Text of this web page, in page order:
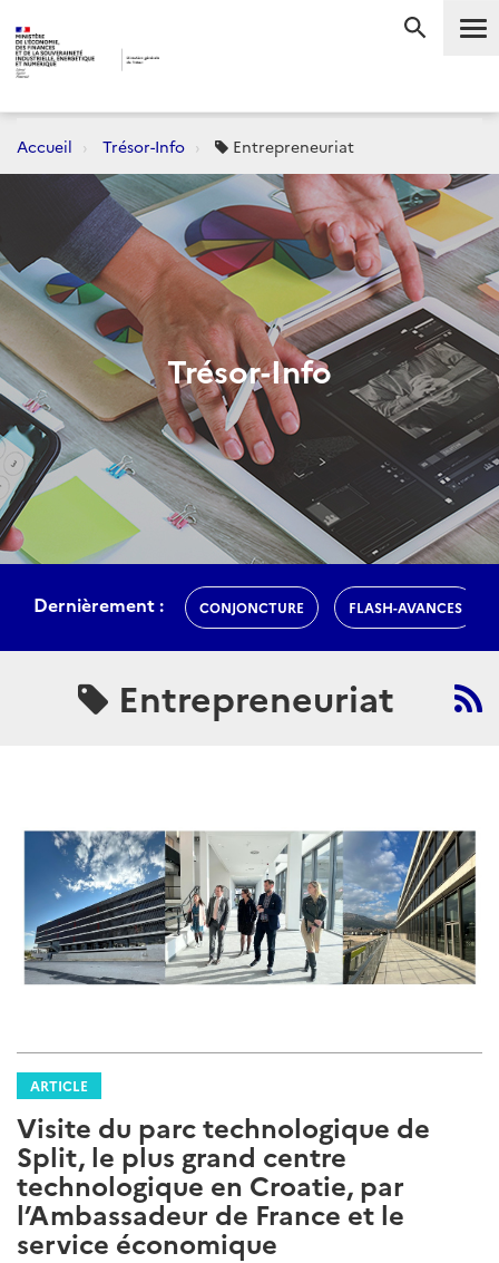
Accueil Trésor-Info Entrepreneuriat
Trésor-Info
Dernièrement : CONJONCTURE FLASH-AVANCES
Entrepreneuriat
ARTICLE
Visite du parc technologique de
Split, le plus grand centre
technologique en Croatie, par
l’Ambassadeur de France et le
service économique